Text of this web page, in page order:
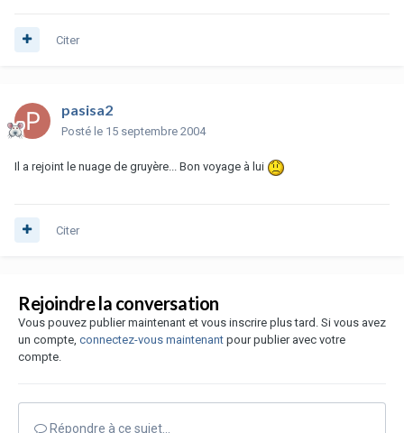
Citer
pasisa2
Posté le 15 septembre 2004
Il a rejoint le nuage de gruyère... Bon voyage à lui
Citer
Rejoindre la conversation
Vous pouvez publier maintenant et vous inscrire plus tard. Si vous avez
un compte, connectez-vous maintenant pour publier avec votre
compte.
Répondre à ce sujet…